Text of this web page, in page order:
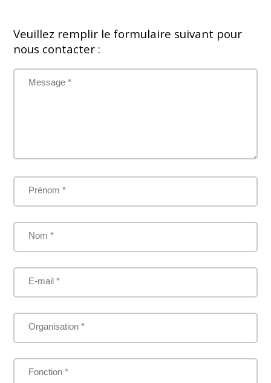
Veuillez remplir le formulaire suivant pour
nous contacter :
Message *
Prénom *
Nom *
E-mail *
Organisation *
Fonction *